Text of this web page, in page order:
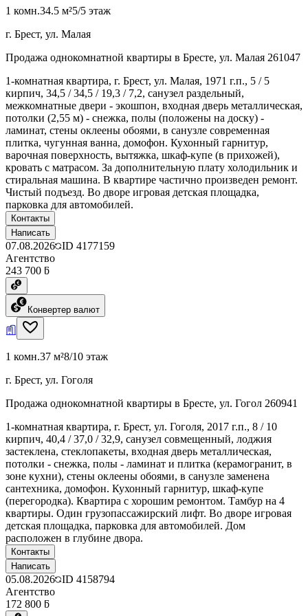
1 комн.34.5 м²5/5 этаж
г. Брест, ул. Малая
Продажа однокомнатной квартиры в Бресте, ул. Малая 261047
1-комнатная квартира, г. Брест, ул. Малая, 1971 г.п., 5 / 5
кирпич, 34,5 / 34,5 / 19,3 / 7,2, санузел раздельный,
межкомнатные двери - экошпон, входная дверь металлическая,
потолки (2,55 м) - снежка, полы (положены на доску) -
ламинат, стены оклеены обоями, в санузле современная
плитка, чугунная ванна, домофон. Кухонный гарнитур,
варочная поверхность, вытяжка, шкаф-купе (в прихожей),
кровать с матрасом. За дополнительную плату холодильник и
стиральная машина. В квартире частично произведен ремонт.
Чистый подъезд. Во дворе игровая детская площадка,
парковка для автомобилей.
Контакты
Написать
07.08.2026 ID 4177159
Агентство
243 700 ƃ
Конвертер валют
1 комн.37 м²8/10 этаж
г. Брест, ул. Гоголя
Продажа однокомнатной квартиры в Бресте, ул. Гогол 260941
1-комнатная квартира, г. Брест, ул. Гоголя, 2017 г.п., 8 / 10
кирпич, 40,4 / 37,0 / 32,9, санузел совмещенный, лоджия
застеклена, стеклопакеты, входная дверь металлическая,
потолки - снежка, полы - ламинат и плитка (керамогранит, в
зоне кухни), стены оклеены обоями, в санузле заменена
сантехника, домофон. Кухонный гарнитур, шкаф-купе
(перегородка). Квартира с хорошим ремонтом. Тамбур на 4
квартиры. Один грузопассажирский лифт. Во дворе игровая
детская площадка, парковка для автомобилей. Дом
расположен в глубине двора.
Контакты
Написать
05.08.2026 ID 4158794
Агентство
172 800 ƃ